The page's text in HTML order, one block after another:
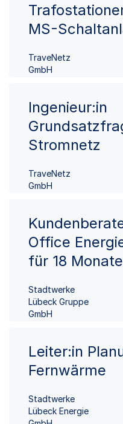
MS-
TraveNetz
GmbH
Ingenieur:in
Stromnetz
TraveNetz
GmbH
Office
für 18 Monate
Stadtwerke
Lübeck Gruppe
GmbH
Leiter:in
Fernwärme
Stadtwerke
Lübeck Energie